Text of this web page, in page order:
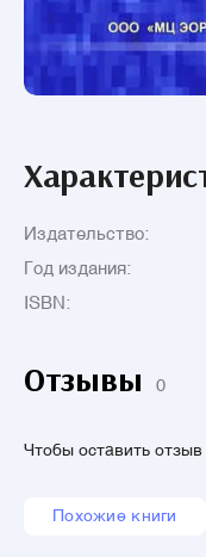
Издательство:
Год издания:
ISBN:
Отзывы 0
Чтобы оставить
Похожие книги